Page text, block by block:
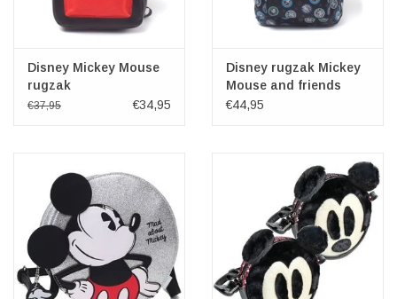
Disney Mickey Mouse
rugzak
€37,95 €34,95
Disney rugzak Mickey
Mouse and friends
€44,95